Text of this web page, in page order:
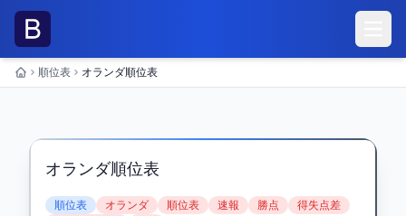
ホーム順位表 オランダ順位表
オランダ順位表
順位表 オランダ 順位表 速報 勝点
得失点差